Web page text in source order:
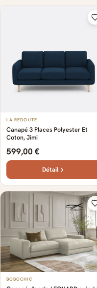
LA REDOUTE
Canapé 3 Places Polyester Et
Coton, Jimi
599,00 €
Détail
BOBOCHIC